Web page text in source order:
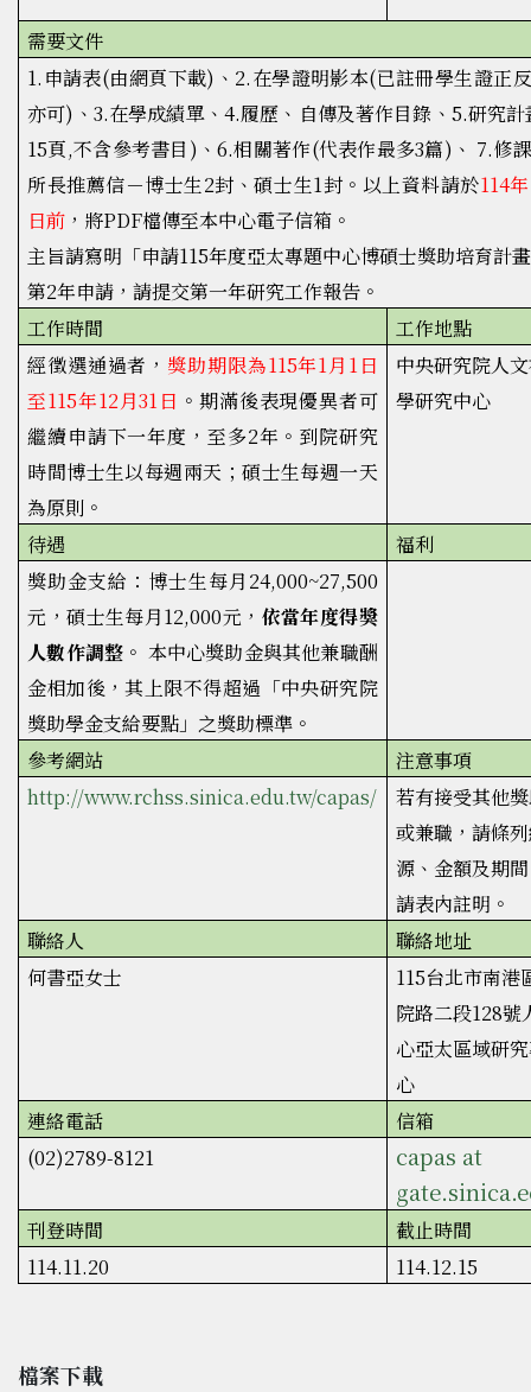
需要文件
1.申請表(由網頁下載)、2.在學證明影本(已註冊學生證正
亦可)、3.在學成績單、4.履歷、自傳及著作目錄、5.研究
15頁,不含參考書目)、6.相關著作(代表作最多3篇)、 7.修
所長推薦信－博士生2封、碩士生1封。以上資料請於114
日前 ，將PDF檔傳至本中心電子信箱。
主旨請寫明「申請115年度亞太專題中心博碩士獎助培育計
第2年申請，請提交第一年研究工作報告。
工作時間
工作地點
經徵選通過者， 獎助期限為115年1月1日
至115年12月31日 。期滿後表現優異者可
繼續申請下一年度，至多2年。到院研究
時間博士生以每週兩天；碩士生每週一天
為原則。
中央研究院人
學研究中心
待遇
福利
獎助金支給：博士生每月24,000~27,500
元，碩士生每月12,000元， 依當年度得獎
人數作調整 。 本中心獎助金與其他兼職酬
金相加後，其上限不得超過「中央研究院
獎助學金支給要點」之獎助標準。
參考網站
注意事項
http://www.rchss.sinica.edu.tw/capas/
若有接受其他
或兼職，請條
源、金額及期
請表內註明。
聯絡人
聯絡地址
何書亞女士
115台北市南港
院路二段128號
心亞太區域研
心
連絡電話
信箱
(02)2789-8121
capas at
刊登時間
截止時間
114.11.20
114.12.15
檔案下載